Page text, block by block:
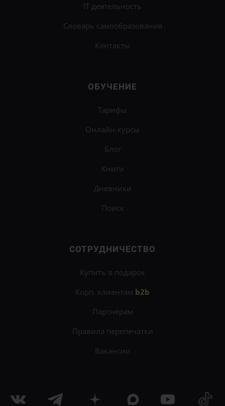
IT деятельность
Словарь самообразования
Контакты
ОБУЧЕНИЕ
Тарифы
Онлайн-курсы
Блог
Книги
Дневники
Поиск
СОТРУДНИЧЕСТВО
Купить в подарок
Корп. клиентам b2b
Партнёрам
Правила перепечатки
Вакансии